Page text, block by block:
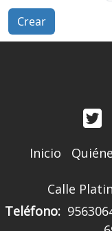
Crear
Inicio
Calle
Teléfono: